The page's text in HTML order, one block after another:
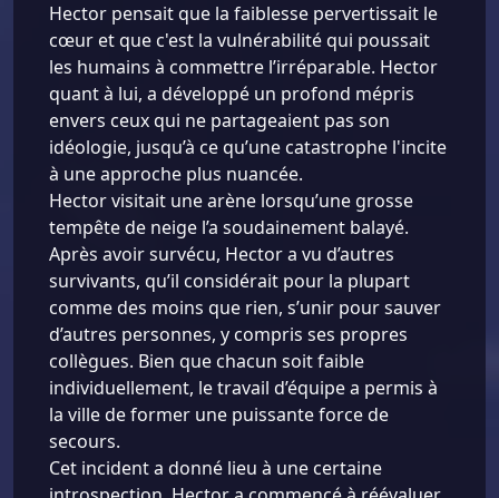
Hector pensait que la faiblesse pervertissait le
cœur et que c'est la vulnérabilité qui poussait
les humains à commettre l’irréparable. Hector
quant à lui, a développé un profond mépris
envers ceux qui ne partageaient pas son
idéologie, jusqu’à ce qu’une catastrophe l'incite
à une approche plus nuancée.
Hector visitait une arène lorsqu’une grosse
tempête de neige l’a soudainement balayé.
Après avoir survécu, Hector a vu d’autres
survivants, qu’il considérait pour la plupart
comme des moins que rien, s’unir pour sauver
d’autres personnes, y compris ses propres
collègues. Bien que chacun soit faible
individuellement, le travail d’équipe a permis à
la ville de former une puissante force de
secours.
Cet incident a donné lieu à une certaine